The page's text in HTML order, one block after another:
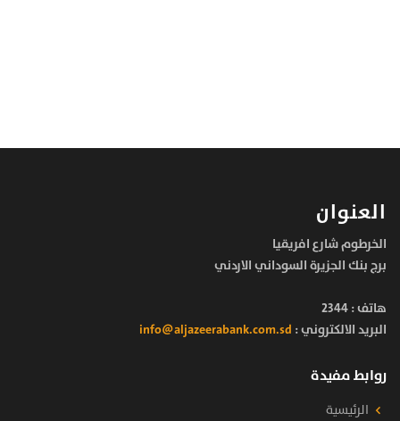
العنوان
الخرطوم شارع افريقيا
برج بنك الجزيرة السوداني الاردني
هاتف :2344
البريد الالكتروني : info@aljazeerabank.com.sd
روابط مفيدة
الرئيسية